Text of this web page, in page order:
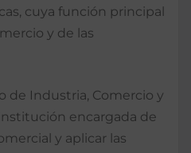
cuya función principal
y de las
de Industria, Comercio y
encargada de
y aplicar las